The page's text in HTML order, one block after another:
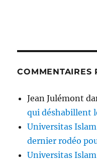
COMMENTAIRES
Jean Julémont
qui déshabillent
Universitas
dernier rodéo
Universitas